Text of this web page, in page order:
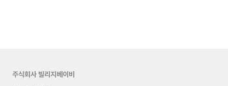
주식회사 빌리지베이비